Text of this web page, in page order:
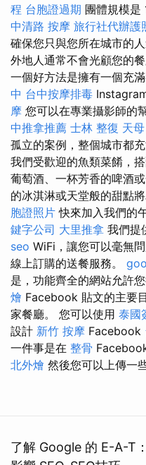
程 台胞證過期 團體規模是
中清路 按摩 旅行社代辦護
確保您只與您所在城市的
外地人通常不會光顧您的餐
一個好方法是擁有一個充
中 台中按摩排毒
摩 您可以在專業攝影師的
中推拿推薦 士林 整復 天
孤立的案例，整個城市都
我們受歡迎的魚類菜餚，
葡萄酒、一杯芳香的啤酒
的冰淇淋或天堂般的甜點
胞證照片 快來加入我們的
鍵字公司 大里推拿 我們提
seo WiFi，讓您可以毫無
線上訂購的送餐服務。
是，功能齊全的網站允許
燴 Facebook 貼文的主要
家餐廳。 您可以使用 泰國
設計 新竹 按摩 Facebook
一件事是在 整骨
北外燴 然後您可以上傳一
了解 Google 的 E-A-T